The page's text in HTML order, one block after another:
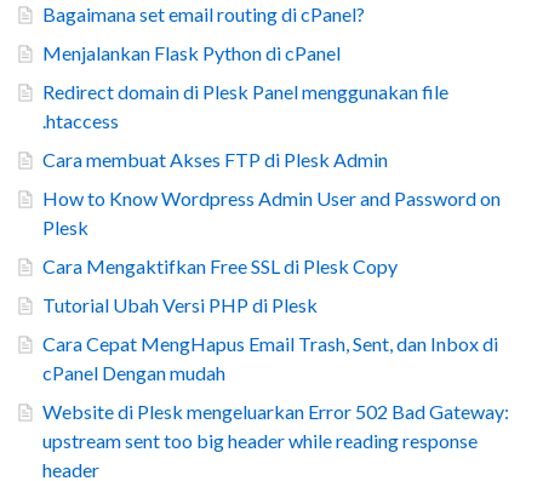
Bagaimana set email routing di cPanel?
Menjalankan Flask Python di cPanel
Redirect domain di Plesk Panel menggunakan file
.htaccess
Cara membuat Akses FTP di Plesk Admin
How to Know Wordpress Admin User and Password on
Plesk
Cara Mengaktifkan Free SSL di Plesk Copy
Tutorial Ubah Versi PHP di Plesk
Cara Cepat MengHapus Email Trash, Sent, dan Inbox di
cPanel Dengan mudah
Website di Plesk mengeluarkan Error 502 Bad Gateway:
upstream sent too big header while reading response
header